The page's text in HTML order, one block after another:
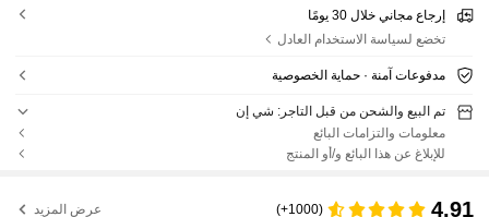
إرجاع مجاني خلال 30 يومًا
تخضع لسياسة الاستخدام العادل
مدفوعات آمنة · حماية الخصوصية
تم البيع والشحن من قبل التاجر: شي إن
معلومات والتزامات البائع
للإبلاغ عن هذا البائع و/أو المنتج
4.91
(1000+) عرض المزيد